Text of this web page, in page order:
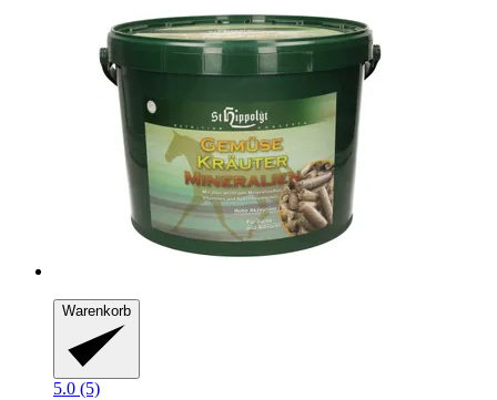
Warenkorb
5.0 (5)